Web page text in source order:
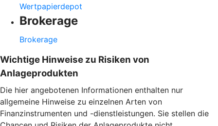
Wertpapierdepot
Brokerage
Brokerage
Wichtige Hinweise zu Risiken von
Anlageprodukten
Die hier angebotenen Informationen enthalten nur
allgemeine Hinweise zu einzelnen Arten von
Finanzinstrumenten und -dienstleistungen. Sie stellen die